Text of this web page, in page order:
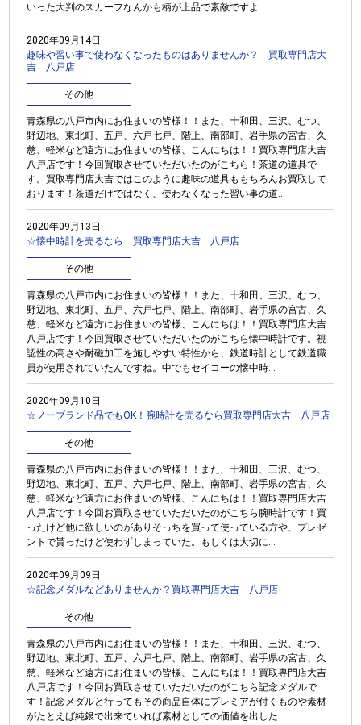
いった大判のスカーフなんかも柄が上品で素敵ですよ...
2020年09月14日
趣味や習い事で使わなくなったものはありませんか？ 買取専門店大
吉 八戸店
その他
青森県の八戸市内にお住まいの皆様！！また、十和田、三沢、むつ、
野辺地、東北町、五戸、六戸七戸、階上、南部町、岩手県の宮古、久
慈、軽米など遠方にお住まいの皆様、こんにちは！！買取専門店大吉
八戸店です！今回買取させていただいたのがこちら！茶道の道具で
す。買取専門店大吉ではこのように趣味の道具ももちろんお買取して
おります！茶道だけではなく、使わなくなった習い事の道...
2020年09月13日
☆懐中時計を売るなら 買取専門店大吉 八戸店
その他
青森県の八戸市内にお住まいの皆様！！また、十和田、三沢、むつ、
野辺地、東北町、五戸、六戸七戸、階上、南部町、岩手県の宮古、久
慈、軽米など遠方にお住まいの皆様、こんにちは！！買取専門店大吉
八戸店です！今回買取させていただいたのがこちら懐中時計です。視
認性の高さや耐磁加工を施しやすい特性から、鉄道時計として鉄道職
員が使用されていたんですね。中でもセイコーの懐中時...
2020年09月10日
☆ノーブランド品でもOK！腕時計を売るなら買取専門店大吉 八戸店
その他
青森県の八戸市内にお住まいの皆様！！また、十和田、三沢、むつ、
野辺地、東北町、五戸、六戸七戸、階上、南部町、岩手県の宮古、久
慈、軽米など遠方にお住まいの皆様、こんにちは！！買取専門店大吉
八戸店です！今回お買取させていただいたのがこちら腕時計です！買
ったけど他に欲しいのがありそっちを買って使っている方や、プレゼ
ントで貰ったけど使わずしまっていた。もしくは大切に...
2020年09月09日
☆記念メダルなどありませんか？買取専門店大吉 八戸店
その他
青森県の八戸市内にお住まいの皆様！！また、十和田、三沢、むつ、
野辺地、東北町、五戸、六戸七戸、階上、南部町、岩手県の宮古、久
慈、軽米など遠方にお住まいの皆様、こんにちは！！買取専門店大吉
八戸店です！今回お買取させていただいたのがこちら記念メダルで
す！記念メダルと行ってもその商品自体にプレミアが付くものや素材
がたとえば純銀で出来ていれば素材としての価値を出した...